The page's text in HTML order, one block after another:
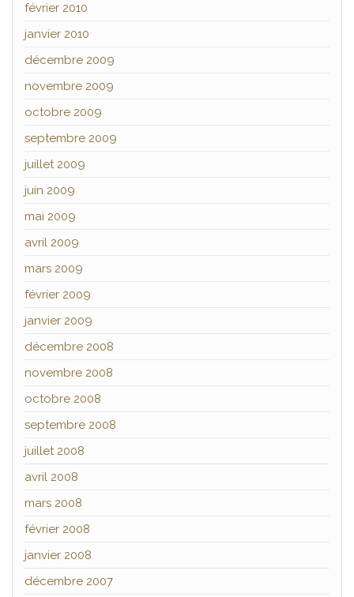
février 2010
janvier 2010
décembre 2009
novembre 2009
octobre 2009
septembre 2009
juillet 2009
juin 2009
mai 2009
avril 2009
mars 2009
février 2009
janvier 2009
décembre 2008
novembre 2008
octobre 2008
septembre 2008
juillet 2008
avril 2008
mars 2008
février 2008
janvier 2008
décembre 2007